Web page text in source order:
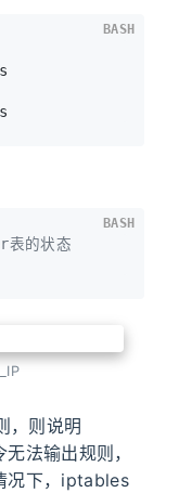
BASH
的状态
BASH
，则说明
法输出规则，
况下，iptables